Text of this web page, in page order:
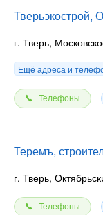
Тверьэкострой,
г. Тверь,
Ещё адреса и
Телефоны
Теремъ,
г. Тверь,
Телефоны